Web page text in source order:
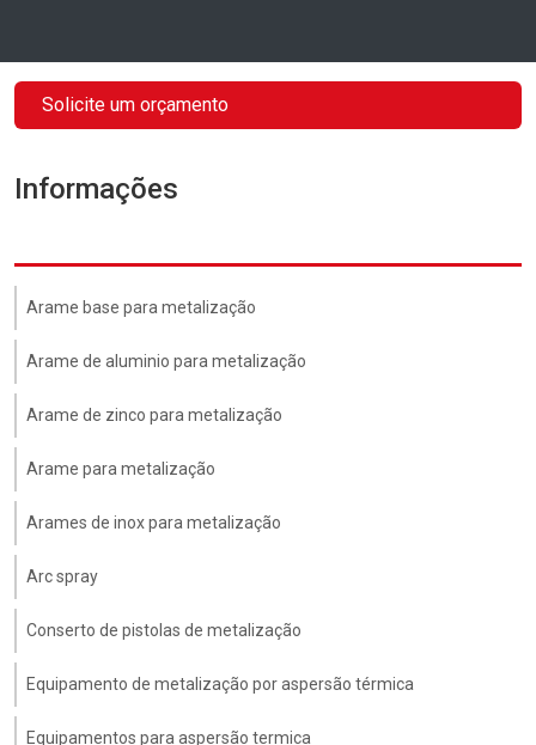
Solicite um orçamento
Informações
Arame base para metalização
Arame de aluminio para metalização
Arame de zinco para metalização
Arame para metalização
Arames de inox para metalização
Arc spray
Conserto de pistolas de metalização
Equipamento de metalização por aspersão térmica
Equipamentos para aspersão termica